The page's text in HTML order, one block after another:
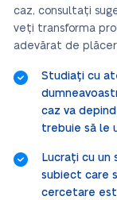
caz, consultați
veți transforma
adevărat de
Studiați cu
caz va
trebuie să le
Lucrați cu un
subiect care
cercetare